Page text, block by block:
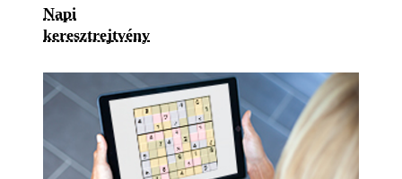
Napi
keresztrejtvény